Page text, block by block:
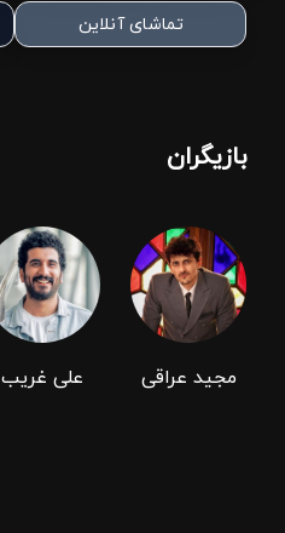
تماشای آنلاین
بازیگران
مجید عراقی علی غریب